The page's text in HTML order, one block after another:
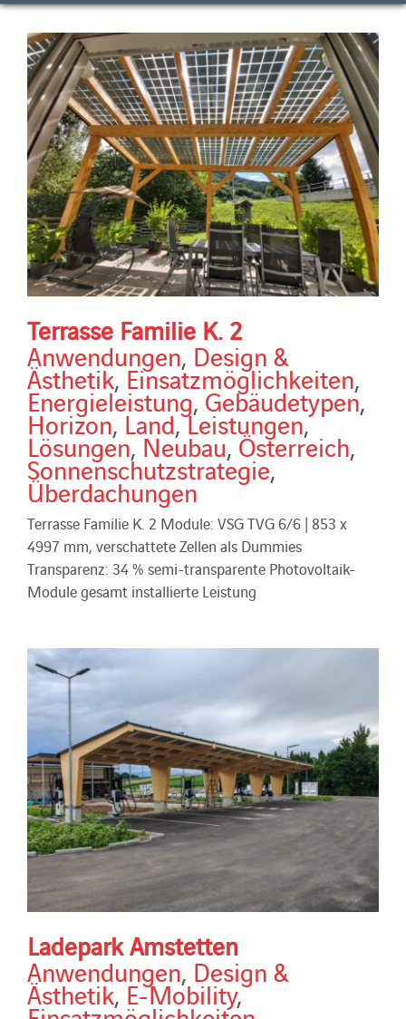
Terrasse Familie K. 2
Anwendungen, Design &
Ästhetik,Einsatzmöglichkeiten,
Energieleistung,Gebäudetypen,
Horizon,Land,Leistungen,
Lösungen,Neubau,Österreich,
Sonnenschutzstrategie,
Überdachungen
Terrasse Familie K. 2 Module: VSG TVG 6/6 | 853 x
4997 mm, verschattete Zellen als Dummies
Transparenz: 34 % semi-transparente Photovoltaik-
Module gesamt installierte Leistung
Ladepark Amstetten
Anwendungen, Design &
Ästhetik,E-Mobility,